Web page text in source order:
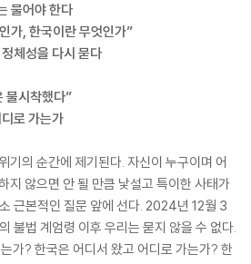
물어야 한다
가, 한국이란 무엇인가”
체성을 다시 묻다
시착했다”
로 가는가
기의 순간에 제기된다. 자신이 누구이며 어
지 않으면 안 될 만큼 낯설고 특이한 사태가
근본적인 질문 앞에 선다. 2024년 12월 3
불법 계엄령 이후 우리는 묻지 않을 수 없다.
가? 한국은 어디서 왔고 어디로 가는가? 한